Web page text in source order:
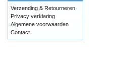
Verzending & Retourneren
Privacy verklaring
Algemene voorwaarden
Contact